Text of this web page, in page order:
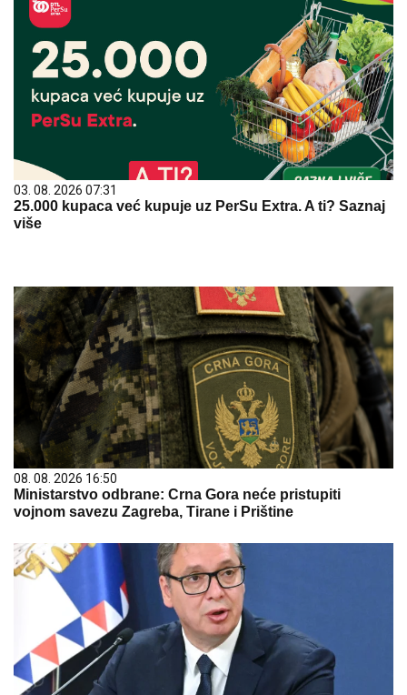
03. 08. 2026 07:31
25.000 kupaca već kupuje uz PerSu Extra. A ti? Saznaj
više
08. 08. 2026 16:50
Ministarstvo odbrane: Crna Gora neće pristupiti
vojnom savezu Zagreba, Tirane i Prištine